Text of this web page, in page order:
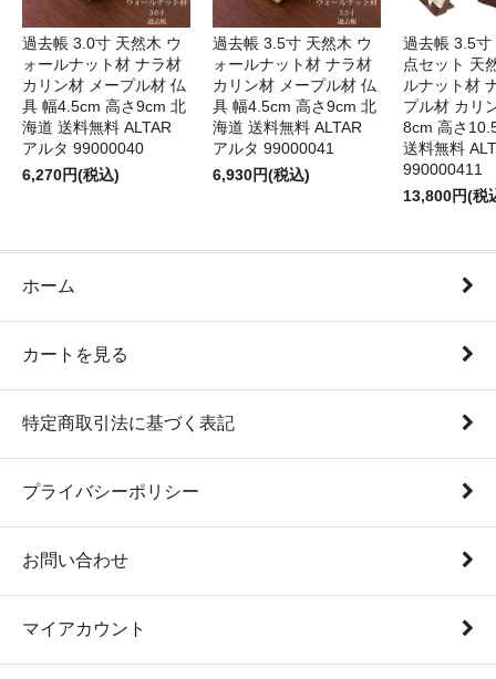
過去帳 3.0寸 天然木 ウ
ォールナット材 ナラ材
カリン材 メープル材 仏
具 幅4.5cm 高さ9cm 北
海道 送料無料 ALTAR
アルタ 99000040
6,270円(税込)
過去帳 3.5寸 天然木 ウ
ォールナット材 ナラ材
カリン材 メープル材 仏
具 幅4.5cm 高さ9cm 北
海道 送料無料 ALTAR
アルタ 99000041
6,930円(税込)
過去帳 3.5寸
点セット 天
ルナット材
プル材 カリ
8cm 高さ
送料無料
990000411
13,800円(税
ホーム
カートを見る
特定商取引法に基づく表記
プライバシーポリシー
お問い合わせ
マイアカウント